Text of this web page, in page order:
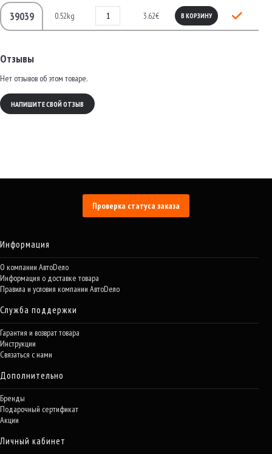
39039 0.52kg 3.62€ В КОРЗИНУ
Отзывы
Нет отзывов об этом товаре.
НАПИШИТЕ СВОЙ ОТЗЫВ
Проверка статуса заказа
Информация
О компании АвтоDело
Информация о доставке товара
Правила и условия компании АвтоDело
Служба поддержки
Гарантия и возврат товара
Инструкции
Связаться с нами
Дополнительно
Бренды
Подарочный сертификат
Акции
Личный кабинет